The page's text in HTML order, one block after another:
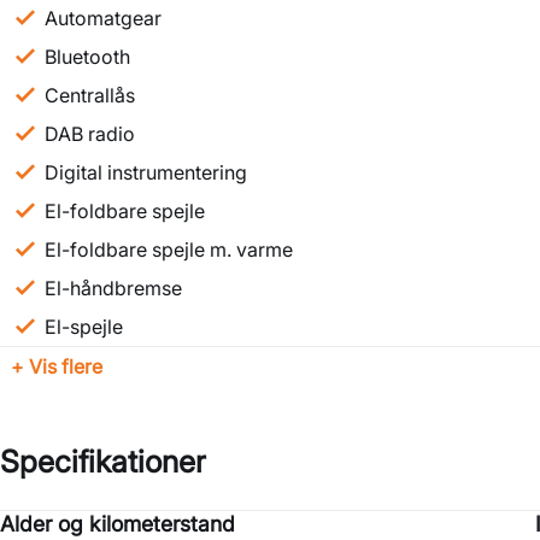
🔶▸ Højdejusterbare fører- og passagersæde
🔶▸ DAB-radio
🔶▸ Tagræling
🔶▸ Tågelygter
🔶▸ Isofix
🔶▸ Skiltegenkendelse
🔶▸ Træthedsregistrering
🔶▸ + meget mere!
🔶 KONTAKT:
📆 Book din besigtigelse/prøvekørsel på forhånd på
Automatgear
Bluetooth
Centrallås
DAB radio
Digital instrumentering
El-foldbare spejle
El-foldbare spejle m. varme
El-håndbremse
El-spejle
+ Vis flere
Specifikationer
Alder og kilometerstand
Motor og ydelse
Elektriske egenskaber
Rummelighed og mål
Økonomi